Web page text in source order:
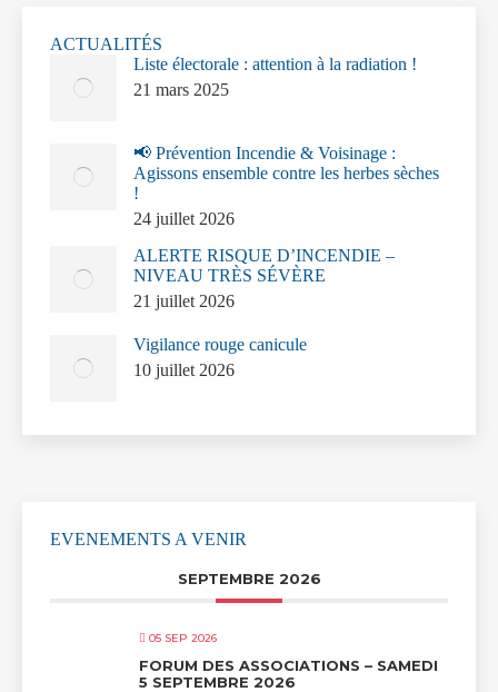
ACTUALITÉS
Liste électorale : attention à la radiation !
21 mars 2025
📢 Prévention Incendie & Voisinage :
Agissons ensemble contre les herbes sèches
!
24 juillet 2026
ALERTE RISQUE D’INCENDIE –
NIVEAU TRÈS SÉVÈRE
21 juillet 2026
Vigilance rouge canicule
10 juillet 2026
EVENEMENTS A VENIR
SEPTEMBRE 2026
05 SEP 2026
FORUM DES ASSOCIATIONS – SAMEDI
5 SEPTEMBRE 2026